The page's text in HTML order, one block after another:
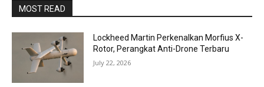
MOST READ
Lockheed Martin Perkenalkan Morfius X-
Rotor, Perangkat Anti-Drone Terbaru
July 22, 2026